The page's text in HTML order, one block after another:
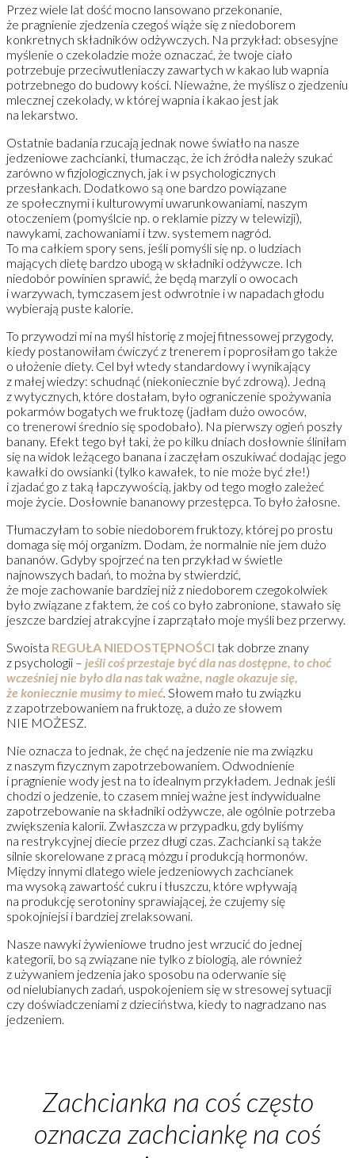
Przez wiele lat dość mocno lansowano przekonanie,
że pragnienie zjedzenia czegoś wiąże się z niedoborem
konkretnych składników odżywczych. Na przykład: obsesyjne
myślenie o czekoladzie może oznaczać, że twoje ciało
potrzebuje przeciwutleniaczy zawartych w kakao lub wapnia
potrzebnego do budowy kości. Nieważne, że myślisz o zjedzeniu
mlecznej czekolady, w której wapnia i kakao jest jak
na lekarstwo.
Ostatnie badania rzucają jednak nowe światło na nasze
jedzeniowe zachcianki, tłumacząc, że ich źródła należy szukać
zarówno w fizjologicznych, jak i w psychologicznych
przesłankach. Dodatkowo są one bardzo powiązane
ze społecznymi i kulturowymi uwarunkowaniami, naszym
otoczeniem (pomyślcie np. o reklamie pizzy w telewizji),
nawykami, zachowaniami i tzw. systemem nagród.
To ma całkiem spory sens, jeśli pomyśli się np. o ludziach
mających dietę bardzo ubogą w składniki odżywcze. Ich
niedobór powinien sprawić, że będą marzyli o owocach
i warzywach, tymczasem jest odwrotnie i w napadach głodu
wybierają puste kalorie.
To przywodzi mi na myśl historię z mojej fitnessowej przygody,
kiedy postanowiłam ćwiczyć z trenerem i poprosiłam go także
o ułożenie diety. Cel był wtedy standardowy i wynikający
z małej wiedzy: schudnąć (niekoniecznie być zdrową). Jedną
z wytycznych, które dostałam, było ograniczenie spożywania
pokarmów bogatych we fruktozę (jadłam dużo owoców,
co trenerowi średnio się spodobało). Na pierwszy ogień poszły
banany. Efekt tego był taki, że po kilku dniach dosłownie śliniłam
się na widok leżącego banana i zaczęłam oszukiwać dodając jego
kawałki do owsianki (tylko kawałek, to nie może być złe!)
i zjadać go z taką łapczywością, jakby od tego mogło zależeć
moje życie. Dosłownie bananowy przestępca. To było żałosne.
Tłumaczyłam to sobie niedoborem fruktozy, której po prostu
domaga się mój organizm. Dodam, że normalnie nie jem dużo
bananów. Gdyby spojrzeć na ten przykład w świetle
najnowszych badań, to można by stwierdzić,
że moje zachowanie bardziej niż z niedoborem czegokolwiek
było związane z faktem, że coś co było zabronione, stawało się
jeszcze bardziej atrakcyjne i zaprzątało moje myśli bez przerwy.
Swoista REGUŁA NIEDOSTĘPNOŚCI tak dobrze znany
z psychologii – jeśli coś przestaje być dla nas dostępne, to choć
wcześniej nie było dla nas tak ważne, nagle okazuje się,
że koniecznie musimy to mieć Słowem mało tu związku
z zapotrzebowaniem na fruktozę, a dużo ze słowem
NIE MOŻESZ.
Nie oznacza to jednak, że chęć na jedzenie nie ma związku
z naszym fizycznym zapotrzebowaniem. Odwodnienie
i pragnienie wody jest na to idealnym przykładem. Jednak jeśli
chodzi o jedzenie, to czasem mniej ważne jest indywidualne
zapotrzebowanie na składniki odżywcze, ale ogólnie potrzeba
zwiększenia kalorii. Zwłaszcza w przypadku, gdy byliśmy
na restrykcyjnej diecie przez długi czas. Zachcianki są także
silnie skorelowane z pracą mózgu i produkcją hormonów.
Między innymi dlatego wiele jedzeniowych zachcianek
ma wysoką zawartość cukru i tłuszczu, które wpływają
na produkcję serotoniny sprawiającej, że czujemy się
spokojniejsi i bardziej zrelaksowani.
Nasze nawyki żywieniowe trudno jest wrzucić do jednej
kategorii, bo są związane nie tylko z biologią, ale również
z używaniem jedzenia jako sposobu na oderwanie się
od nielubianych zadań, uspokojeniem się w stresowej sytuacji
czy doświadczeniami z dzieciństwa, kiedy to nagradzano nas
jedzeniem.
Zachcianka na coś często
oznacza zachciankę na coś